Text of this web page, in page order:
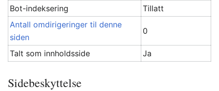
Bot-indeksering
Tillatt
Antall omdirigeringer til denne
siden
0
Talt som innholdsside Ja
Sidebeskyttelse